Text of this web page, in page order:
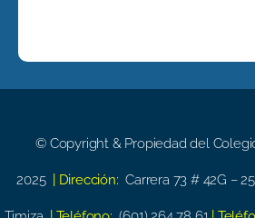
© Copyright & Propiedad del
2025 | Dirección: Carrera 73 # 42G –